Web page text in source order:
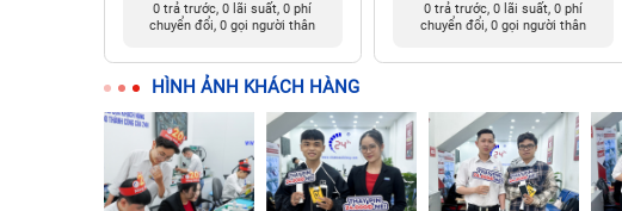
0 trả trước, 0 lãi suất, 0 phí
chuyển đổi, 0 gọi người thân
0 trả trước, 0 lãi suất, 0 phí
chuyển đổi, 0 gọi người thân
HÌNH ẢNH KHÁCH HÀNG